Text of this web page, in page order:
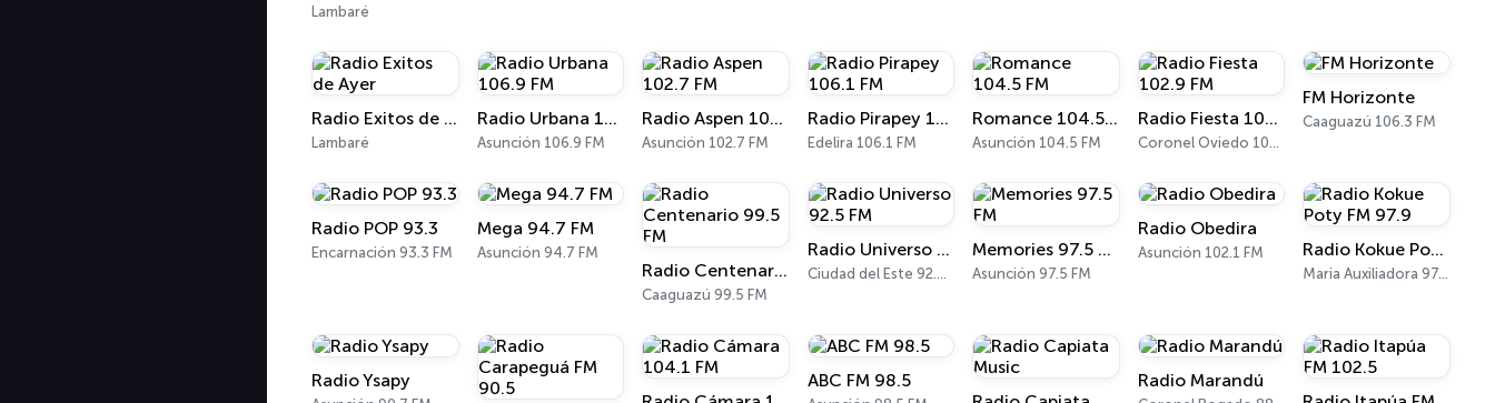
Lambaré
Radio Exitos de Ayer
Lambaré
Radio Urbana 106.9 FM
Asunción 106.9 FM
Radio Aspen 102.7 FM
Asunción 102.7 FM
Radio Pirapey 106.1 FM
Edelira 106.1 FM
Romance 104.5 FM
Asunción 104.5 FM
Radio Fiesta 102.9 FM
Coronel Oviedo 102.9 FM
FM Horizonte
Caaguazú 106.3 FM
Radio POP 93.3
Encarnación 93.3 FM
Mega 94.7 FM
Asunción 94.7 FM
Radio Centenario 99.5 FM
Caaguazú 99.5 FM
Radio Universo 92.5 FM
Ciudad del Este 92.5 FM
Memories 97.5 FM
Asunción 97.5 FM
Radio Obedira
Asunción 102.1 FM Radio Kokue Poty FM 97.9
Maria Auxiliadora 97.9 FM
Radio Ysapy ABC FM 98.5 Radio Marandú